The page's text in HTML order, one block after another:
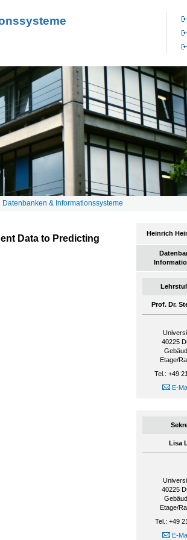
Datenbanken & Informationssysteme
Data to Predicting
Heinrich
Prof. Dr.
40225
Etage/
Tel.: +49
E-
Lisa
40225
Etage/
Tel.: +49
E-